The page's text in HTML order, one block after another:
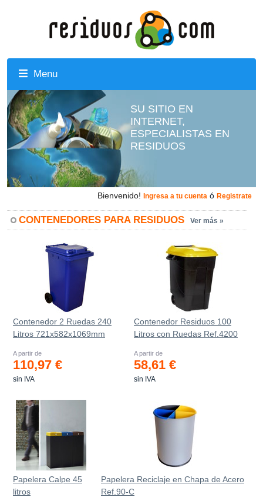
Menu
SU SITIO EN
INTERNET,
ESPECIALISTAS EN
RESIDUOS
Bienvenido! Ingresa a tu cuenta ó Registrate
CONTENEDORES PARA RESIDUOS Ver más »
Contenedor 2 Ruedas 240
Litros 721х582х1069mm
A partir de
110,97 €
sin IVA
Contenedor Residuos 100
Litros con Ruedas Ref.4200
A partir de
58,61 €
sin IVA
Papelera Calpe 45
litros
Papelera Reciclaje en Chapa de Acero
Ref.90-C